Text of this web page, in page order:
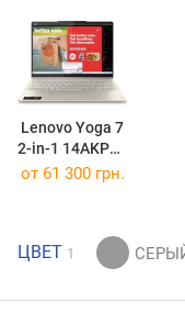
Lenovo Yoga 7
2-in-1 14AKP10
[83JR004DPB]
от 61 300 грн.
ЦВЕТ 1